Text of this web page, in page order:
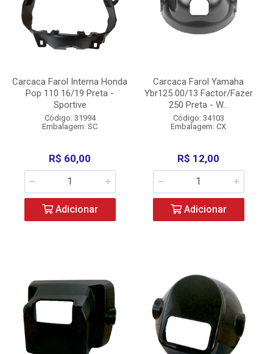
Carcaca Farol Interna Honda
Pop 110 16/19 Preta -
Sportive
Código: 31994
Embalagem: SC
R$ 60,00
Adicionar
Carcaca Farol Yamaha
Ybr125 00/13 Factor/Fazer
250 Preta - W...
Código: 34103
Embalagem: CX
R$ 12,00
Adicionar